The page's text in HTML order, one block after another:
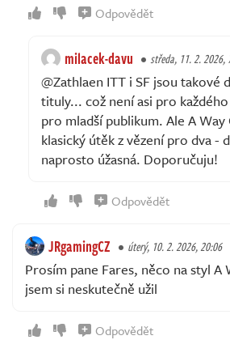
Odpovědět
milacek-davu středa, 11. 2. 2026,
@Zathlaen ITT i SF jsou takové
tituly... což není asi pro
pro mladší publikum. Ale A
klasický útěk z vězení pro dva -
naprosto úžasná. Doporučuju!
Odpovědět
JRgamingCZ úterý, 10. 2. 2026, 20:06
Prosím pane Fares, něco na styl
jsem si neskutečně užil
Odpovědět